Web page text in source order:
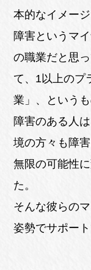
本的なイメー
障害というマ
の職業だと思
て、1以上のプ
業」、という
障害のある人
境の方々も障
無限の可能性
た。
そんな彼らの
姿勢でサポー